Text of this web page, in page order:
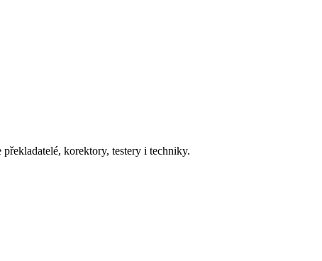
korektory, testery i techniky.